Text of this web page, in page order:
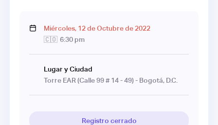
Miércoles, 12deOctubrede 2022
🇨🇴 6:30 pm
Lugar y Ciudad
Torre EAR (Calle 99 # 14 - 49) - Bogotá, D.C.
Registro cerrado